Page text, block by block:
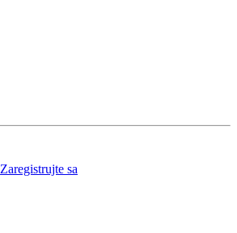
Zaregistrujte sa